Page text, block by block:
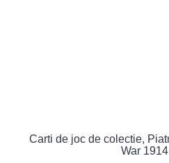
Carti de joc de colectie,
War